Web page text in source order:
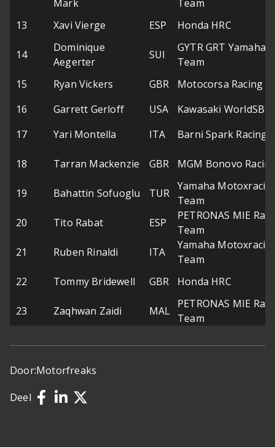
Mark
Team
13
Xavi Vierge ESP Honda HRC
14
Dominique
Aegerter
SUI
GYTR GRT Yamaha
Team
15
Ryan Vickers GBR
Motocorsa Racing
16
Garrett Gerloff USA
Kawasaki WorldSBK
17
Yari Montella ITA Barni Spark Racing
18 Tarran Mackenzie GBR MGM Bonovo
19 Bahattin Sofuoglu TUR
Yamaha
Team
20
Tito Rabat ESP
PETRONAS MIE
Team
21
Ruben Rinaldi ITA
Yamaha
Team
22
Tommy Bridewell GBR Honda HRC
23 Zaqhwan Zaidi MAL
PETRONAS MIE
Team
Door:Motorfreaks
Deel